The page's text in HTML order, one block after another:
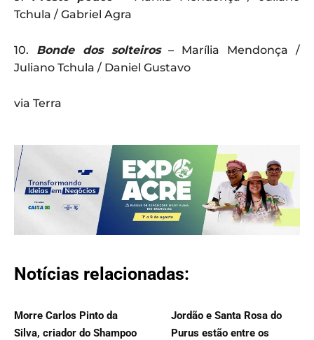
Tchula / Gabriel Agra
10. Bonde dos solteiros– Marília Mendonça /
Juliano Tchula / Daniel Gustavo
via Terra
Notícias relacionadas:
Morre Carlos Pinto da
Silva, criador do Shampoo
Jordão e Santa Rosa do
Purus estão entre os